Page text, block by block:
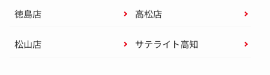
徳島店 高松店
松山店 サテライト高知